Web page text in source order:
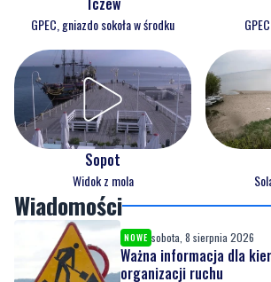
GPEC, gniazdo sokoła w środku
Sopot
Widok z mola
Wiadomości
NOWE sobota, 8 sierpnia 2026
Ważna informacja dla
organizacji ruchu